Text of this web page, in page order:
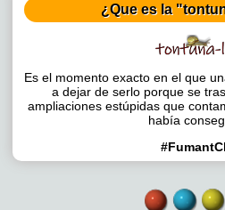
¿Que es la
Es el momento exacto en el que
a dejar de serlo porque se
ampliaciones estúpidas que
había